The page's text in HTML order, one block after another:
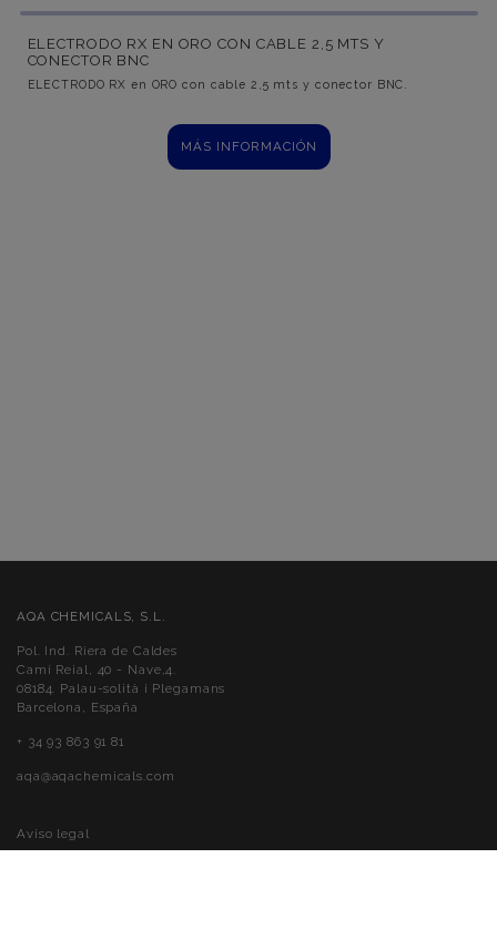
ELECTRODO RX EN ORO CON CABLE 2,5 MTS Y
CONECTOR BNC
ELECTRODO RX en ORO con cable 2,5 mts y conector BNC.
MÁS INFORMACIÓN
AQA CHEMICALS, S.L.
Pol. Ind. Riera de Caldes
Camí Reial, 40 - Nave,4.
08184. Palau-solità i Plegamans
Barcelona, España
+ 34 93 863 91 81
aqa@aqachemicals.com
Aviso legal